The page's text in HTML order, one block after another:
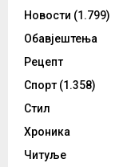
Новости (1.799)
Обавјештења
Рецепт
Спорт (1.358)
Стил
Хроника
Читуље